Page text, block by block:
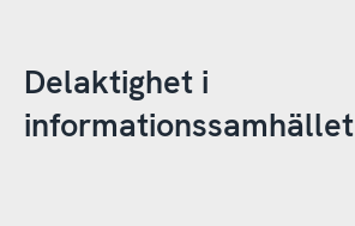
Delaktighet i
informationssamhället